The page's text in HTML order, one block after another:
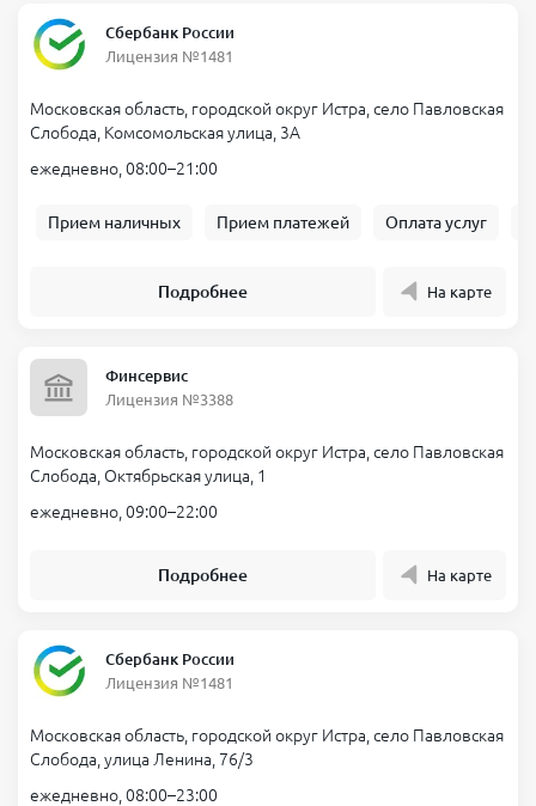
Сбербанк России
Лицензия №1481
Московская область, городской округ Истра, село Павловская
Слобода, Комсомольская улица, 3А
ежедневно, 08:00–21:00
Прием наличных Прием платежей Оплата услуг
Подробнее На карте
Финсервис
Лицензия №3388
Московская область, городской округ Истра, село Павловская
Слобода, Октябрьская улица, 1
ежедневно, 09:00–22:00
Подробнее На карте
Сбербанк России
Лицензия №1481
Московская область, городской округ Истра, село Павловская
Слобода, улица Ленина, 76/3
ежедневно, 08:00–23:00